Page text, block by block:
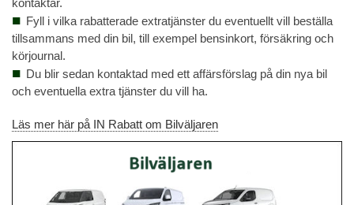
Fyll i vilka rabatterade extratjänster du eventuellt vill beställa
tillsammans med din bil, till exempel bensinkort, försäkring och
körjournal.
Du blir sedan kontaktad med ett affärsförslag på din nya bil
och eventuella extra tjänster du vill ha.
Läs mer här på IN Rabatt om Bilväljaren